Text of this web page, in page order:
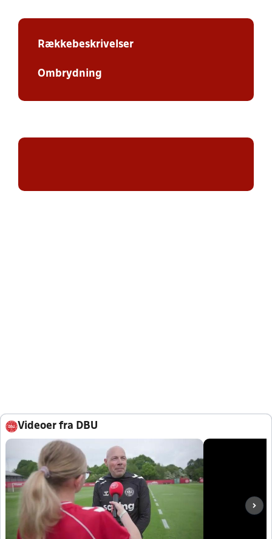
Rækkebeskrivelser
Ombrydning
Videoer fra DBU